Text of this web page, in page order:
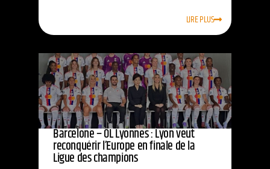
LIRE PLUS
Barcelone – OL Lyonnes : Lyon veut
reconquérir l’Europe en finale de la
Ligue des champions